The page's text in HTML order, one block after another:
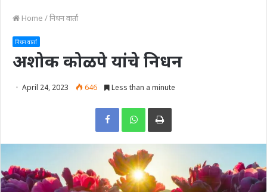
Home /निधन वार्ता
निधन वार्ता
अशोक कोळपे यांचे निधन
April 24, 2023 646 Less than a minute
Print